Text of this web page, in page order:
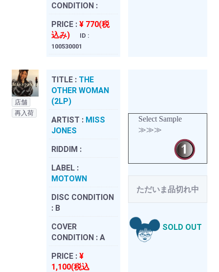
CONDITION :
PRICE : ¥ 770(税
込み)
ID :
100530001
店舗
再入荷
TITLE : THE
OTHER WOMAN
(2LP)
ARTIST : MISS
JONES
RIDDIM :
LABEL :
MOTOWN
DISC CONDITION
: B
COVER
CONDITION : A
PRICE : ¥
1,100(税込
Select Sample
≫≫≫
ただいま品切れ中
SOLD OUT